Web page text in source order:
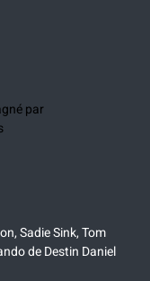
par
,Sadie Sink,Tom
deDestin Daniel